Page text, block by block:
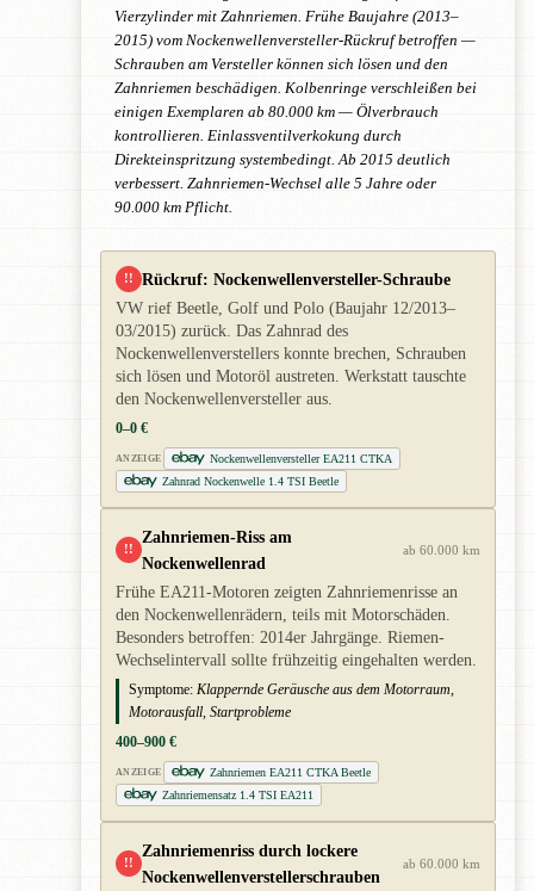
Vierzylinder mit Zahnriemen. Frühe Baujahre (2013–
2015) vom Nockenwellenversteller-Rückruf betroffen —
Schrauben am Versteller können sich lösen und den
Zahnriemen beschädigen. Kolbenringe verschleißen bei
einigen Exemplaren ab 80.000 km — Ölverbrauch
kontrollieren. Einlassventilverkokung durch
Direkteinspritzung systembedingt. Ab 2015 deutlich
verbessert. Zahnriemen-Wechsel alle 5 Jahre oder
90.000 km Pflicht.
!! Rückruf: Nockenwellenversteller-Schraube
VW rief Beetle, Golf und Polo (Baujahr 12/2013–
03/2015) zurück. Das Zahnrad des
Nockenwellenverstellers konnte brechen, Schrauben
sich lösen und Motoröl austreten. Werkstatt tauschte
den Nockenwellenversteller aus.
0–0 €
ANZEIGE
Nockenwellenversteller EA211 CTKA
Zahnrad Nockenwelle 1.4 TSI Beetle
!!
Zahnriemen-Riss am
Nockenwellenrad
ab 60.000 km
Frühe EA211-Motoren zeigten Zahnriemenrisse an
den Nockenwellenrädern, teils mit Motorschäden.
Besonders betroffen: 2014er Jahrgänge. Riemen-
Wechselintervall sollte frühzeitig eingehalten werden.
Symptome: Klappernde Geräusche aus dem Motorraum,
Motorausfall, Startprobleme
400–900 €
ANZEIGE
Zahnriemen EA211 CTKA Beetle
Zahnriemensatz 1.4 TSI EA211
!!
Zahnriemenriss durch lockere
Nockenwellenverstellerschrauben
ab 60.000 km